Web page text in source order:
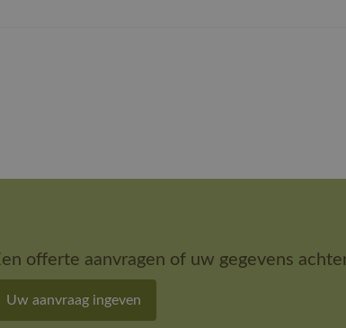
offerte aanvragen of uw gegevens
Uw aanvraag ingeven